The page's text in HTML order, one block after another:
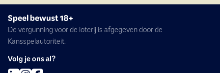
Speel bewust 18+
De vergunning voor de loterij is afgegeven door de
Kansspelautoriteit.
Volg je ons al?